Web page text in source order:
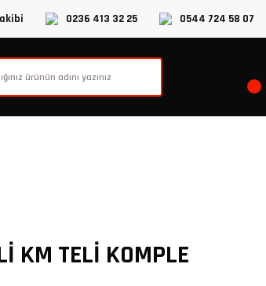
0236 413 32 25 0544 724 58 07
KM TELİ KOMPLE